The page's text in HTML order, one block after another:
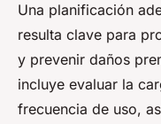
Una planificación
resulta clave para
y prevenir daños
incluye evaluar la
frecuencia de uso,